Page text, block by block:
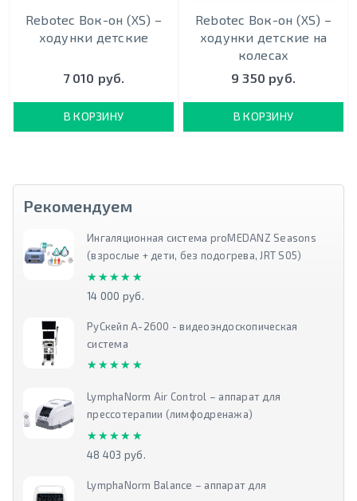
Rebotec Вок-он (XS) –
ходунки детские
7 010 руб.
В КОРЗИНУ
Rebotec Вок-он (XS) –
ходунки детские на
колесах
9 350 руб.
В КОРЗИНУ
Рекомендуем
Ингаляционная система proMEDANZ Seasons
(взрослые + дети, без подогрева, JRT S05)
★★★★★
★★★★★
14 000 руб.
РуСкейп А-2600 - видеоэндоскопическая
система
★★★★★
★★★★★
LymphaNorm Air Control – аппарат для
прессотерапии (лимфодренажа)
★★★★★
★★★★★
48 403 руб.
LymphaNorm Balance – аппарат для